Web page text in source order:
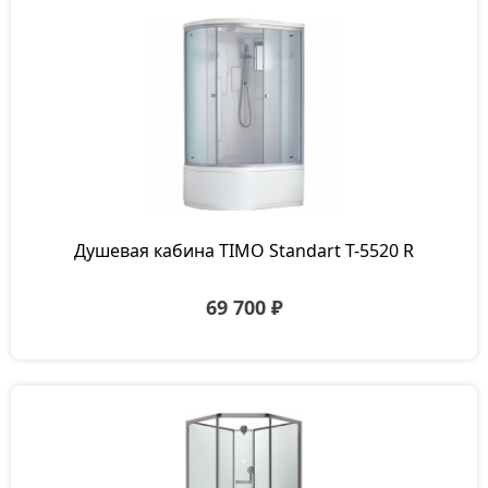
Душевая кабина TIMO Standart T-5520 R
69 700 ₽